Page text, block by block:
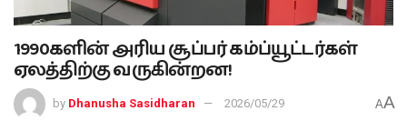
1990களின் அரிய சூப்பர் கம்ப்யூட்டர்கள்
ஏலத்திற்கு வருகின்றன!
by Dhanusha Sasidharan 2026/05/29 AA